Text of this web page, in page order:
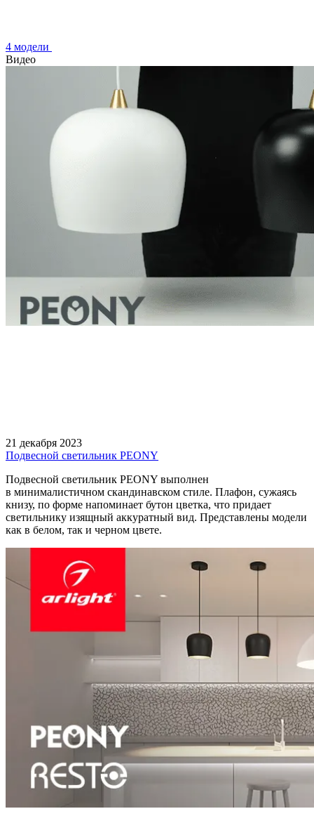
4 модели
Видео
21 декабря 2023
Подвесной светильник PEONY
Подвесной светильник PEONY выполнен
в минималистичном скандинавском стиле. Плафон, сужаясь
книзу, по форме напоминает бутон цветка, что придает
светильнику изящный аккуратный вид. Представлены модели
как в белом, так и черном цвете.